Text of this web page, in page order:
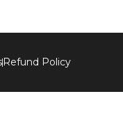
Refund Policy